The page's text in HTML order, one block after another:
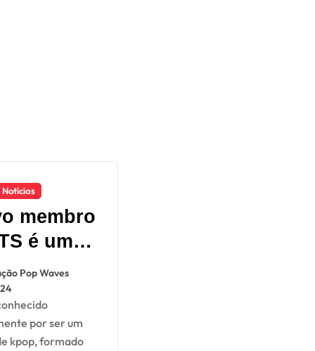
Notícias
membro
é uma
e
entenda
Pop Waves
por ser um
kpop, formado